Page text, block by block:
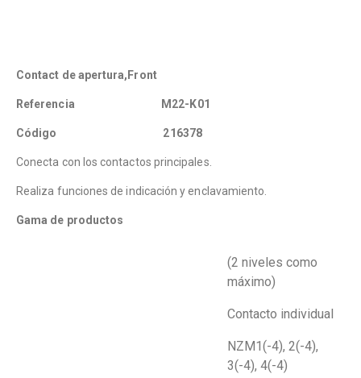
Contact de apertura,Front
Referencia M22-K01
Código 216378
Conecta con los contactos principales.
Realiza funciones de indicación y enclavamiento.
Gama de productos
(2 niveles como
máximo)
Contacto individual
NZM1(-4), 2(-4),
3(-4), 4(-4)